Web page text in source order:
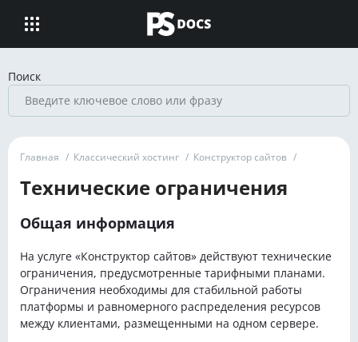
Поиск
Главная / Классический хостинг / Конструктор сайтов /
Технические ограничения
Общая информация
На услуге «Конструктор сайтов» действуют технические
ограничения, предусмотренные тарифными планами.
Ограничения необходимы для стабильной работы
платформы и равномерного распределения ресурсов
между клиентами, размещенными на одном сервере.